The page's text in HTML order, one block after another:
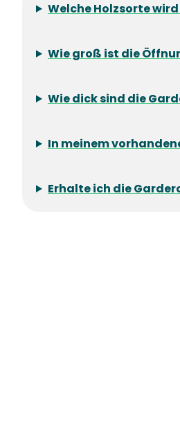
Welche Holzsorte
Wie groß ist die
Wie dick sind die
In meinem
Erhalte ich die